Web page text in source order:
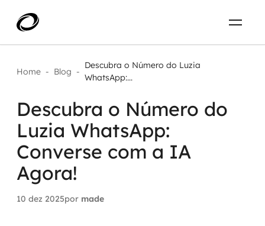
Aplicar IA com impacto real
AI / Machine Learning
IA Generativa
Projetos
Carreira
Home - Blog -
Descubra o Número do Luzia
WhatsApp:...
Descubra o Número do
Luzia WhatsApp:
Converse com a IA
Agora!
10 dez 2025por made